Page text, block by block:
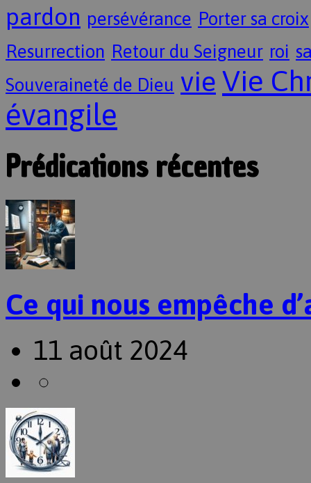
pardon persévérance Porter sa croix
Resurrection Retour du Seigneur roi
Souveraineté de Dieu vie Vie
évangile
Prédications récentes
Ce qui nous empêche
11 août 2024